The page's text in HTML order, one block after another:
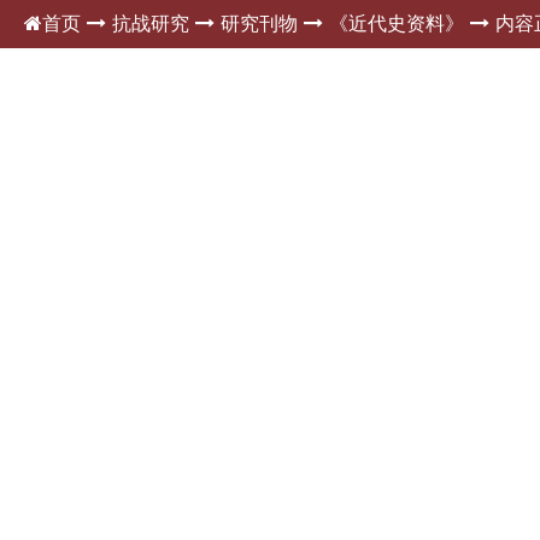
首页 抗战研究 研究刊物 《近代史资料》 内容